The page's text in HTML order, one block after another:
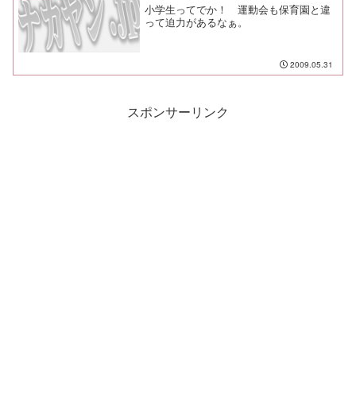
小学生ってでか！ 運動会も保育園と違
って迫力があるなぁ。
2009.05.31
スポンサーリンク